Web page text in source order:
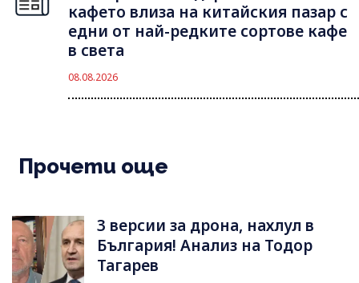
кафето влиза на китайския пазар с
едни от най-редките сортове кафе
в света
08.08.2026
Прочети още
3 версии за дрона, нахлул в
България! Анализ на Тодор
Тагарев